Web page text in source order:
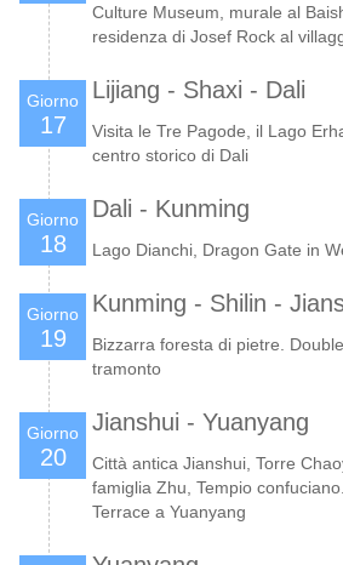
Culture Museum, murale al
residenza di Josef Rock al
Giorno
17
Lijiang - Shaxi - Dali
Visita le Tre Pagode, il Lago
centro storico di Dali
Giorno
18
Dali - Kunming
Lago Dianchi, Dragon Gate in
Giorno
19
Kunming - Shilin -
Bizzarra foresta di pietre.
tramonto
Giorno
20
Jianshui - Yuanyang
Città antica Jianshui, Torre
famiglia Zhu, Tempio
Terrace a Yuanyang